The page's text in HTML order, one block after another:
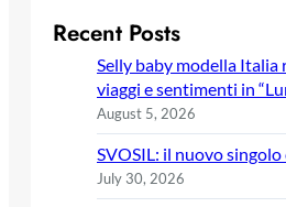
Recent Posts
Selly baby modella Italia
viaggi e sentimenti in
August 5, 2026
SVOSIL: il nuovo singolo
July 30, 2026